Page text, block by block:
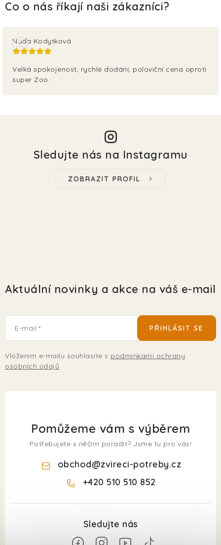
Naďa Kodytková
Velká spokojenost, rychlé dodání, poloviční cena oproti
super Zoo.
Sledujte nás na Instagramu
ZOBRAZIT PROFIL
Aktuální novinky a akce na váš e-mail
E-mail
Vložením e-mailu souhlasíte s podmínkami ochrany
osobních údajů
PŘIHLÁSIT SE
Pomůžeme vám s výběrem
Potřebujete s něčím poradit? Jsme tu pro vás!
obchod@zvireci-potreby.cz
+420 510 510 852